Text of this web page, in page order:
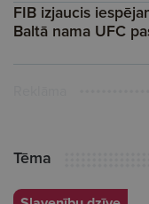
FIB izjaucis
Baltā nama UFC
Tēma